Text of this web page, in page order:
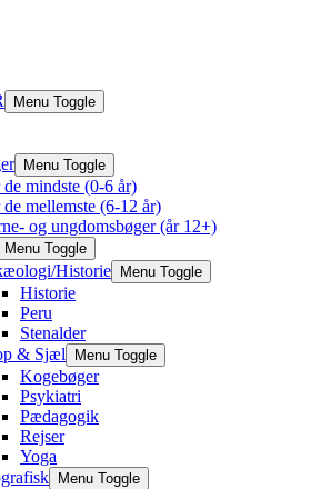
Menu Toggle
Menu Toggle
de mindste (0-6 år)
de mellemste (6-12 år)
og ungdomsbøger (år 12+)
Menu Toggle
Historie Menu Toggle
Historie
Peru
Stenalder
& Sjæl
Menu Toggle
Kogebøger
Psykiatri
Pædagogik
Rejser
Yoga
Menu Toggle